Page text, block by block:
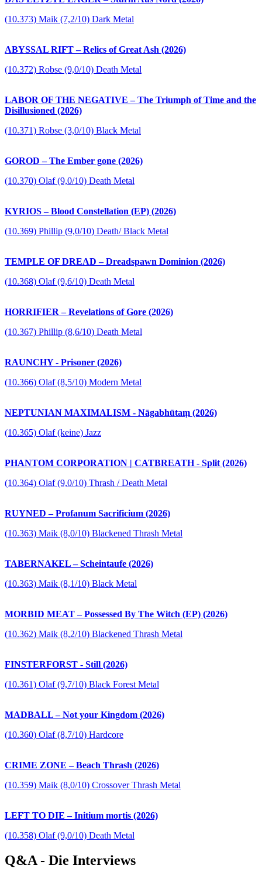
(10.373) Maik (7,2/10) Dark Metal
ABYSSAL RIFT – Relics of Great Ash (2026)
(10.372) Robse (9,0/10) Death Metal
LABOR OF THE NEGATIVE – The Triumph of Time and the
Disillusioned (2026)
(10.371) Robse (3,0/10) Black Metal
GOROD – The Ember gone (2026)
(10.370) Olaf (9,0/10) Death Metal
KYRIOS – Blood Constellation (EP) (2026)
(10.369) Phillip (9,0/10) Death/ Black Metal
TEMPLE OF DREAD – Dreadspawn Dominion (2026)
(10.368) Olaf (9,6/10) Death Metal
HORRIFIER – Revelations of Gore (2026)
(10.367) Phillip (8,6/10) Death Metal
RAUNCHY - Prisoner (2026)
(10.366) Olaf (8,5/10) Modern Metal
NEPTUNIAN MAXIMALISM - Nāgabhūtaṃ (2026)
(10.365) Olaf (keine) Jazz
PHANTOM CORPORATION | CATBREATH - Split (2026)
(10.364) Olaf (9,0/10) Thrash / Death Metal
RUYNED – Profanum Sacrificium (2026)
(10.363) Maik (8,0/10) Blackened Thrash Metal
TABERNAKEL – Scheintaufe (2026)
(10.363) Maik (8,1/10) Black Metal
MORBID MEAT – Possessed By The Witch (EP) (2026)
(10.362) Maik (8,2/10) Blackened Thrash Metal
FINSTERFORST - Still (2026)
(10.361) Olaf (9,7/10) Black Forest Metal
MADBALL – Not your Kingdom (2026)
(10.360) Olaf (8,7/10) Hardcore
CRIME ZONE – Beach Thrash (2026)
(10.359) Maik (8,0/10) Crossover Thrash Metal
LEFT TO DIE – Initium mortis (2026)
(10.358) Olaf (9,0/10) Death Metal
Q&A - Die Interviews